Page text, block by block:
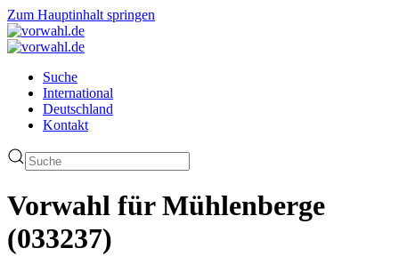
Zum Hauptinhalt springen
Suche
International
Deutschland
Kontakt
Vorwahl für Mühlenberge
(033237)